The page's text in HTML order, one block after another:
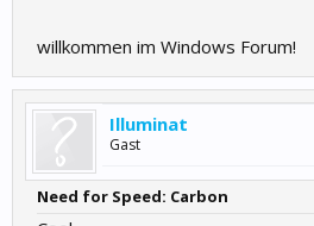
willkommen im Windows Forum!
Illuminat
Gast
Need for Speed: Carbon